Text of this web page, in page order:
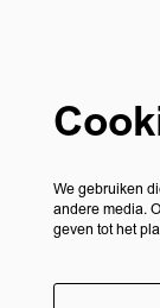
We gebruiken
andere media.
geven tot het